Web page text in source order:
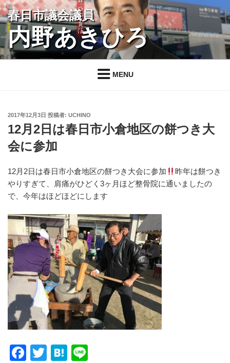
コ
ン
ツ
春日市議会議員
内野あきひろ
MENU
投
稿
日:
2017年12月3日 投稿者: UCHINO
12月2日は春日市小倉地区の餅つき大
会に参加
12月2日は春日市小倉地区の餅つき大会に参加
昨年は餅つき
やりすぎて、肩痛がひどく3ヶ月ほど整骨院に通いましたの
で、今年はほどほどにします
F
T
H